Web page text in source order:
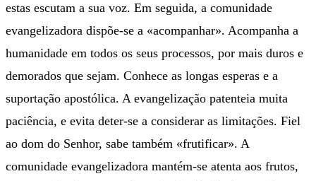
estas escutam a sua voz. Em seguida, a comunidade
evangelizadora dispõe-se a «acompanhar». Acompanha a
humanidade em todos os seus processos, por mais duros e
demorados que sejam. Conhece as longas esperas e a
suportação apostólica. A evangelização patenteia muita
paciência, e evita deter-se a considerar as limitações. Fiel
ao dom do Senhor, sabe também «frutificar». A
comunidade evangelizadora mantém-se atenta aos frutos,